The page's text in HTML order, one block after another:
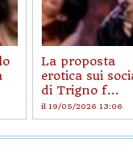
La proposta
erotica sui
di Trigno f...
il 19/05/2026 13:06